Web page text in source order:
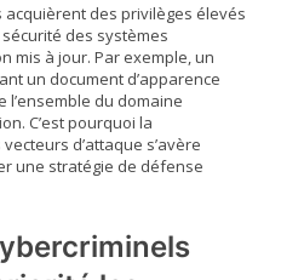
des privilèges élevés
des systèmes
mis à jour. Par exemple, un
un document d’apparence
du domaine
C’est pourquoi la
d’attaque s’avère
une stratégie de défense